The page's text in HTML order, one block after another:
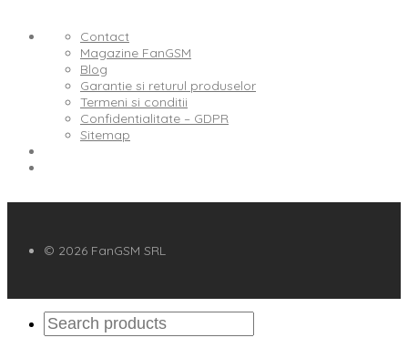
Contact
Magazine FanGSM
Blog
Garantie si returul produselor
Termeni si conditii
Confidentialitate – GDPR
Sitemap
© 2026 FanGSM SRL